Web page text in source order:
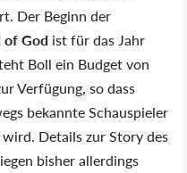
Der Beginn der
of God ist für das Jahr
Boll ein Budget von
Verfügung, so dass
bekannte Schauspieler
Details zur Story des
bisher allerdings